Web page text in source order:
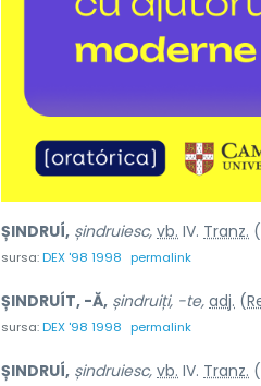
ȘINDRUÍ, șindruiesc, vb. IV. Tranz. (
sursa:DEX '98 1998 permalink
ȘINDRUÍT, -Ă, șindruiți, -te, adj. (
sursa:DEX '98 1998 permalink
ȘINDRUÍ, șindruiesc, vb. IV. Tranz.